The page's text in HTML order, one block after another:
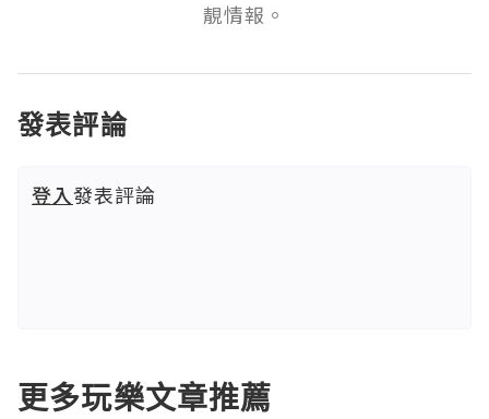
發表評論
登入發表評論
更多玩樂文章推薦